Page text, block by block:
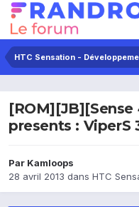
HTC Sensation -
[ROM][JB][Sense
presents : ViperS
Par Kamloops
28 avril 2013 dans HTC